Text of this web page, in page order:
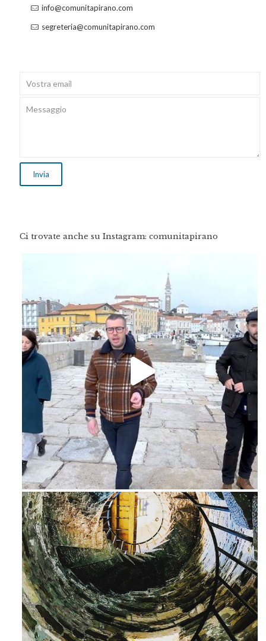
info@comunitapirano.com
segreteria@comunitapirano.com
Ci trovate anche su Instagram: comunitapirano
Feb 16